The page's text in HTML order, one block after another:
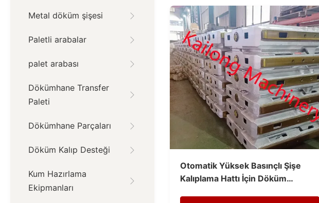
Metal döküm şişesi
Paletli arabalar
palet arabası
Dökümhane Transfer
Paleti
Dökümhane Parçaları
Döküm Kalıp Desteği
Kum Hazırlama
Ekipmanları
Otomatik Yüksek Basınçlı Şişe
Kalıplama Hattı İçin Döküm